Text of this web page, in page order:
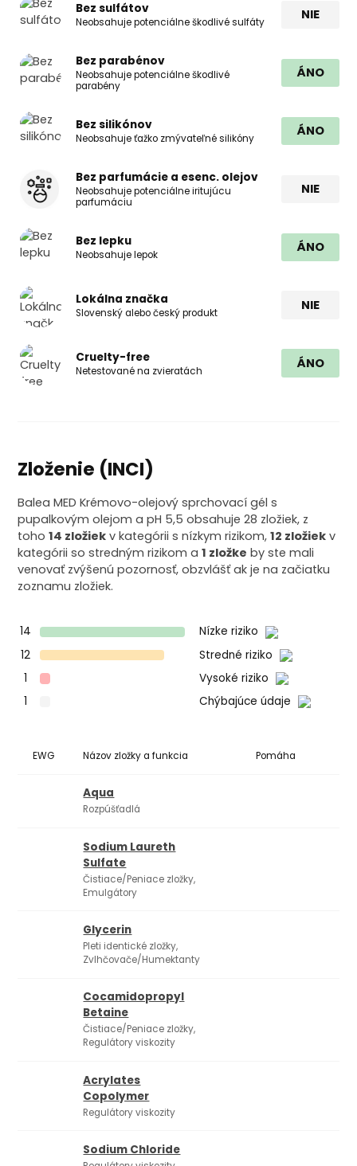
Bez sulfátov
Neobsahuje potenciálne škodlivé sulfáty
NIE
Bez parabénov
Neobsahuje potenciálne škodlivé
parabény
ÁNO
Bez silikónov
Neobsahuje ťažko zmývateľné silikóny
ÁNO
Bez parfumácie a esenc. olejov
Neobsahuje potenciálne iritujúcu
parfumáciu
NIE
Bez lepku
Neobsahuje lepok
ÁNO
Lokálna značka
Slovenský alebo český produkt
NIE
Cruelty-free
Netestované na zvieratách
ÁNO
Zloženie (INCI)
Balea MED Krémovo-olejový sprchovací gél s
pupalkovým olejom a pH 5,5 obsahuje 28 zložiek, z
toho14 zložiek v kategórii s nízkym rizikom,12 zložiek v
kategórii so stredným rizikom a1 zložke by ste mali
venovať zvýšenú pozornosť, obzvlášť ak je na začiatku
zoznamu zložiek.
14
Nízke riziko
12
Stredné riziko
1
Vysoké riziko
1
Chýbajúce údaje
EWG Názov zložky a funkcia Pomáha
Aqua
Rozpúšťadlá
Sodium Laureth
Sulfate
Čistiace/Peniace zložky,
Emulgátory
Glycerin
Pleti identické zložky,
Zvlhčovače/Humektanty
Cocamidopropyl
Betaine
Čistiace/Peniace zložky,
Regulátory viskozity
Acrylates
Copolymer
Regulátory viskozity
Sodium Chloride